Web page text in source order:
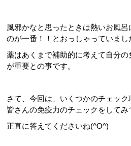
風邪かなと思ったときは熱いお風
のが一番！！とおっしゃっていまし
薬はあくまで補助的に考えて自分
が重要との事です。
さて、今回は、いくつかのチェック
皆さんの免疫力のチェックをしてみ
正直に答えてくださいね(^O^)